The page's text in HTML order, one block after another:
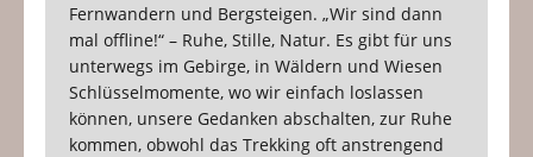
Fernwandern und Bergsteigen. „Wir sind dann
mal offline!“ – Ruhe, Stille, Natur. Es gibt für uns
unterwegs im Gebirge, in Wäldern und Wiesen
Schlüsselmomente, wo wir einfach loslassen
können, unsere Gedanken abschalten, zur Ruhe
kommen, obwohl das Trekking oft anstrengend